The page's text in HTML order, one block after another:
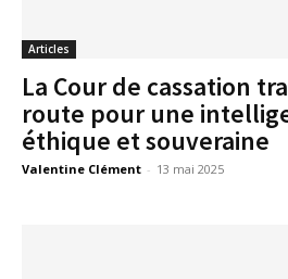
Articles
La Cour de cassation
route pour une
éthique et souveraine
Valentine Clément - 13 mai 2025